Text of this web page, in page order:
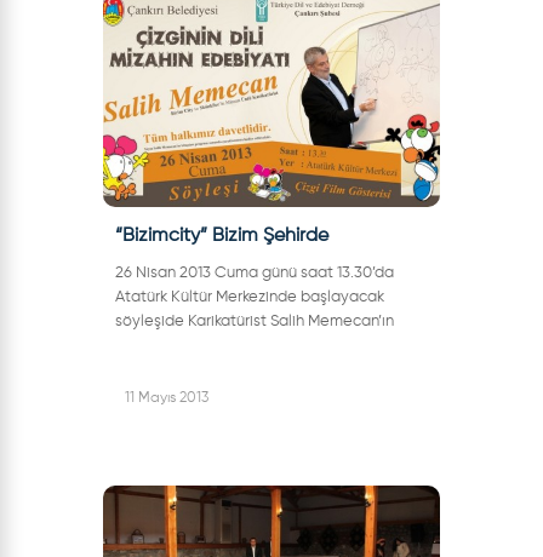
“Bizimcity” Bizim Şehirde
26 Nisan 2013 Cuma günü saat 13.30’da
Atatürk Kültür Merkezinde başlayacak
söyleşide Karikatürist Salih Memecan’ın
11 Mayıs 2013